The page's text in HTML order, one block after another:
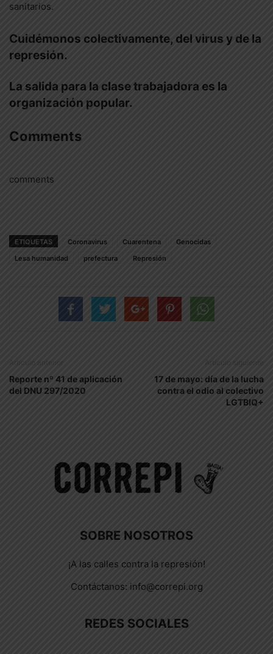
sanitarios.
Cuidémonos colectivamente, del virus y de la
represión.
La salida para la clase trabajadora es la
organización popular.
Comments
comments
ETIQUETAS Coronavirus Cuarentena
Genocidas
Lesa humanidad
prefectura Represión
Artículo anterior
Reporte nº 41 de aplicación
del DNU 297/2020
Artículo siguiente
17 de mayo: día de la lucha
contra el odio al colectivo
LGTBIQ+
SOBRE NOSOTROS
¡A las calles contra la represión!
Contáctanos: info@correpi.org
REDES SOCIALES